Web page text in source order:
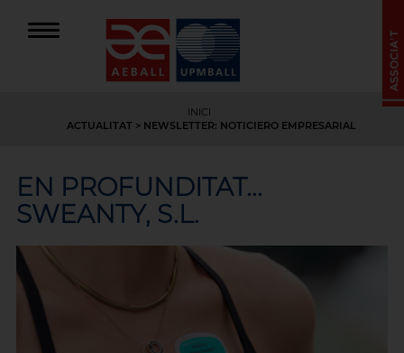
INICI
ACTUALITAT> NEWSLETTER: NOTICIERO EMPRESARIAL
EN PROFUNDITAT...
SWEANTY, S.L.